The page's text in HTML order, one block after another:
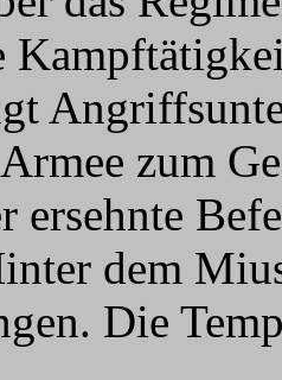
zum
ersehnte
dem
Die